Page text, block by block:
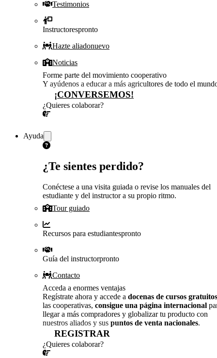
Testimonios
Instructorespronto
Hazte aliadonuevo
Noticias
Forme parte del movimiento cooperativo
Y ayúdenos a educar a más agricultores de todo el
¡CONVERSEMOS!
¿Quieres colaborar?
Ayuda
¿Te sientes perdido?
Conéctese a una visita guiada o revise los manuales del
estudiante y del instructor a su propio ritmo.
Tour guiado
Recursos para estudiantespronto
Guía del instructorpronto
Contacto
Acceda a enormes ventajas
Regístrate ahora y accede a docenas de cursos gratuitos
las cooperativas, consigue una página internacional
llegar a más compradores y globalizar tu producto con
nuestros aliados y sus puntos de venta nacionales.
REGISTRAR
¿Quieres colaborar?